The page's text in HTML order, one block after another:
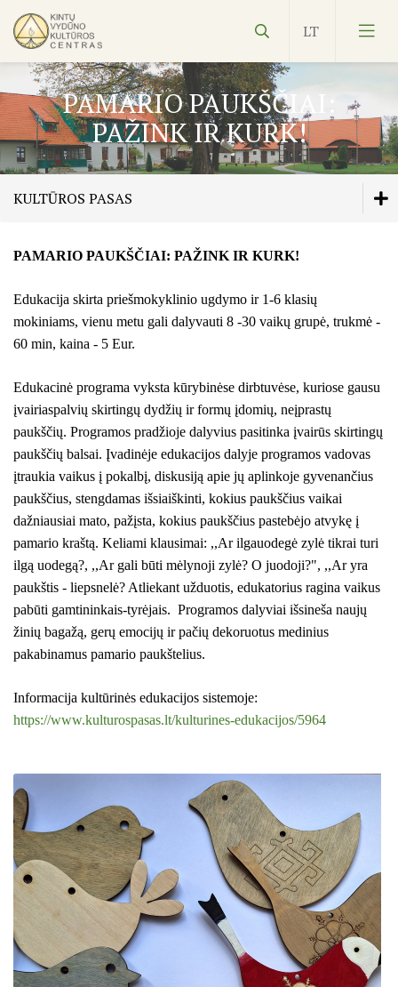
Vydūnas
Kultūros pasas
Veiklos planas
KILNOJAMOJI Emalio darbų paroda KLAIPĖDOS
ŠILUTĖS ŽRVVG ,,ŽUVĖJŲ KRAŠTAS" PROJEKTAS 2025/
KULTŪROS MINISTERIJOS PROJEKTAS ''KODAS:
KPD PROJEKTAS ,,MAŽOSIOS LIETUVOS MOKYKLA-
KPD PROJEKTAS ,,MAŽOSIOS LIETUVOS MOKYKLA-
KPD PROJEKTAS ,,MAŽOSIOS LIETUVOS MOKYKLA-
KPD PROJEKTAS ,,MAŽOSIOS LIETUVOS MOKYKLA-
PROJEKTAS ,,KULTŪROS SKŪNĖ". Pavasario keramikos
PROJEKTAS ,,KULTŪROS SKŪNĖ". Keramikos dirbtuvėse-
PROJEKTAS ,,KULTŪROS SKŪNĖ". Apie projektą spaudoje
PROJEKTAS ,,KULTŪROS SKŪNĖ". Keramikos dirbtuvių
PAMARIO PAUKŠČIAI:
PAŽINK IR KURK!
KULTŪROS PASAS
Edukacijos
Kultūros pasas
PAMARIO PAUKŠČIAI: PAŽINK IR KURK!
SUKURK IR NUSPALVINK VĖTRUNGĖLĘ
KURŠMARIŲ VĖTRUNGĖS-VĖLUKAI
PALIESK-PAMATYK-IŠGIRSK Vydūno muziejuje
AKTYVIAI APIE VYDŪNĄ
VYDŪNAS. UŽAUGAU MAŽOJOJE LIETUVOJE
JUDĖK DAUGIAU, KVĖPUOK LAISVIAU
MILŽINO SAGA
MEŠKERYS
SVEČIUOSE PAS TANTĘ
PASIDARYK PROGINĮ ATVIRUKĄ
EMALIO MENO TECHNIKA bizantinio meno
tradicijose
PAMARIO PAUKŠČIAI: PAŽINK IR KURK!
Edukacija skirta priešmokyklinio ugdymo ir 1-6 klasių
mokiniams, vienu metu gali dalyvauti 8 -30 vaikų grupė, trukmė -
60 min, kaina - 5 Eur.
Edukacinė programa vyksta kūrybinėse dirbtuvėse, kuriose gausu
įvairiaspalvių skirtingų dydžių ir formų įdomių, neįprastų
paukščių. Programos pradžioje dalyvius pasitinka įvairūs skirtingų
paukščių balsai. Įvadinėje edukacijos dalyje programos vadovas
įtraukia vaikus į pokalbį, diskusiją apie jų aplinkoje gyvenančius
paukščius, stengdamas išsiaiškinti, kokius paukščius vaikai
dažniausiai mato, pažįsta, kokius paukščius pastebėjo atvykę į
pamario kraštą. Keliami klausimai: ,,Ar ilgauodegė zylė tikrai turi
ilgą uodegą?, ,,Ar gali būti mėlynoji zylė? O juodoji?", ,,Ar yra
paukštis - liepsnelė? Atliekant užduotis, edukatorius ragina vaikus
pabūti gamtininkais-tyrėjais. Programos dalyviai išsineša naujų
žinių bagažą, gerų emocijų ir pačių dekoruotus medinius
pakabinamus pamario paukštelius.
Informacija kultūrinės edukacijos sistemoje:
https://www.kulturospasas.lt/kulturines-edukacijos/5964